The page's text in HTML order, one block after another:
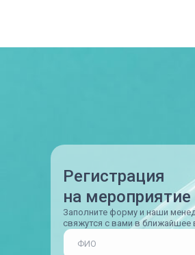
Регистрация
на мероприятие
Заполните форму и наши
свяжутся с вами в ближайшее